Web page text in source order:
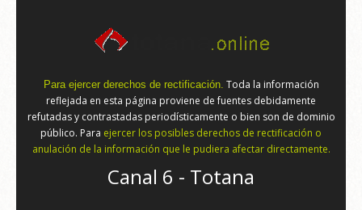
Para ejercer derechos de rectificación. Toda la información
reflejada en esta página proviene de fuentes debidamente
refutadas y contrastadas periodísticamente o bien son de dominio
público. Para ejercer los posibles derechos de rectificación o
anulación de la información que le pudiera afectar directamente.
Canal 6 - Totana